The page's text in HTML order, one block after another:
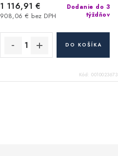
Dodanie do 3
týždňov
908,06 € bez DPH
1 116,91 €
DO KOŠÍKA
Kód:0010023673